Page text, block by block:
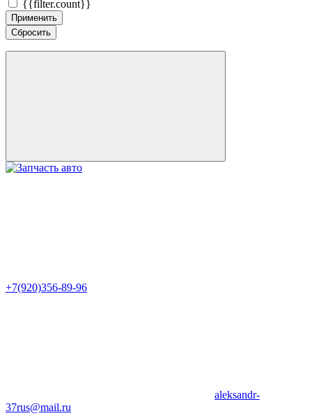
{{filter.count}}
Применить
Сбросить
+7(920)356-89-96
aleksandr-
37rus@mail.ru